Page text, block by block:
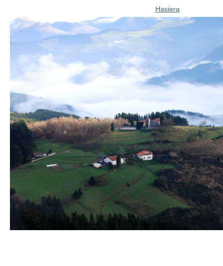
Hasiera